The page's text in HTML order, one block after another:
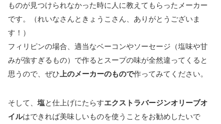
ものが見つけられなかった時に人に教えてもらったメーカー
です。（れいなさんときょうこさん、ありがとうございま
す！）
フィリピンの場合、適当なベーコンやソーセージ（塩味や甘
みが強すぎるもの）で作るとスープの味が全然違ってくると
思うので、ぜひ 上のメーカーのもので作ってみてください。
そして、 塩と仕上げにたらすエクストラバージンオリーブオ
イルはできれば美味しいものを使うことをお勧めしたいで